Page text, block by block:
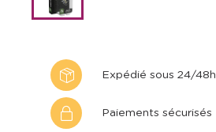
Expédié sous 24/48h
Paiements sécurisés